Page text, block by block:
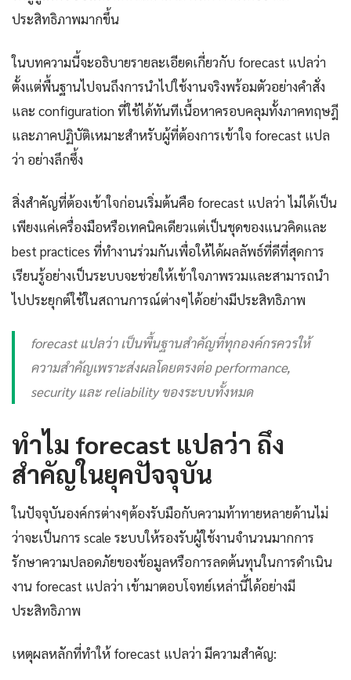
ประสิทธิภาพมากขึ้น
ในบทความนี้จะอธิบายรายละเอียดเกี่ยวกับ forecast แปลว่า
ตั้งแต่พื้นฐานไปจนถึงการนำไปใช้งานจริงพร้อมตัวอย่างคำสั่ง
และ configuration ที่ใช้ได้ทันทีเนื้อหาครอบคลุมทั้งภาคทฤษฎี
และภาคปฏิบัติเหมาะสำหรับผู้ที่ต้องการเข้าใจ forecast แปล
ว่า อย่างลึกซึ้ง
สิ่งสำคัญที่ต้องเข้าใจก่อนเริ่มต้นคือ forecast แปลว่า ไม่ได้เป็น
เพียงแค่เครื่องมือหรือเทคนิคเดียวแต่เป็นชุดของแนวคิดและ
best practices ที่ทำงานร่วมกันเพื่อให้ได้ผลลัพธ์ที่ดีที่สุดการ
เรียนรู้อย่างเป็นระบบจะช่วยให้เข้าใจภาพรวมและสามารถนำ
ไปประยุกต์ใช้ในสถานการณ์ต่างๆได้อย่างมีประสิทธิภาพ
forecast แปลว่า เป็นพื้นฐานสำคัญที่ทุกองค์กรควรให้
ความสำคัญเพราะส่งผลโดยตรงต่อ performance,
security และ reliability ของระบบทั้งหมด
ทำไม forecast แปลว่า ถึง
สำคัญในยุคปัจจุบัน
ในปัจจุบันองค์กรต่างๆต้องรับมือกับความท้าทายหลายด้านไม่
ว่าจะเป็นการ scale ระบบให้รองรับผู้ใช้งานจำนวนมากการ
รักษาความปลอดภัยของข้อมูลหรือการลดต้นทุนในการดำเนิน
งาน forecast แปลว่า เข้ามาตอบโจทย์เหล่านี้ได้อย่างมี
ประสิทธิภาพ
เหตุผลหลักที่ทำให้ forecast แปลว่า มีความสำคัญ: